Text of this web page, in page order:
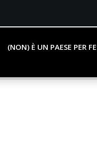
(NON) È UN PAESE PER